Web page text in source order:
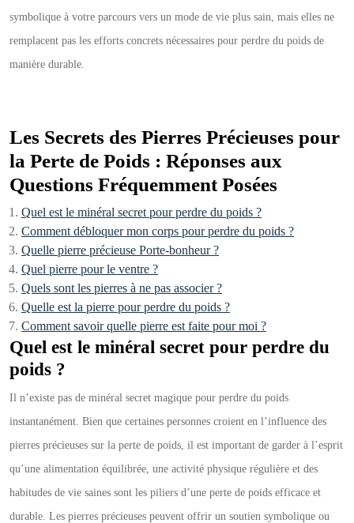
symbolique à votre parcours vers un mode de vie plus sain, mais elles ne
remplacent pas les efforts concrets nécessaires pour perdre du poids de
manière durable.
Les Secrets des Pierres Précieuses pour
la Perte de Poids : Réponses aux
Questions Fréquemment Posées
Quel est le minéral secret pour perdre du poids ?
Comment débloquer mon corps pour perdre du poids ?
Quelle pierre précieuse Porte-bonheur ?
Quel pierre pour le ventre ?
Quels sont les pierres à ne pas associer ?
Quelle est la pierre pour perdre du poids ?
Comment savoir quelle pierre est faite pour moi ?
Quel est le minéral secret pour perdre du
poids ?
Il n’existe pas de minéral secret magique pour perdre du poids
instantanément. Bien que certaines personnes croient en l’influence des
pierres précieuses sur la perte de poids, il est important de garder à l’esprit
qu’une alimentation équilibrée, une activité physique régulière et des
habitudes de vie saines sont les piliers d’une perte de poids efficace et
durable. Les pierres précieuses peuvent offrir un soutien symbolique ou